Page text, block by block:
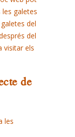
galetes
del
del
visitar els
de
les